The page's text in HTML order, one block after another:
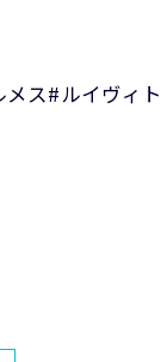
ス#ルイヴィ